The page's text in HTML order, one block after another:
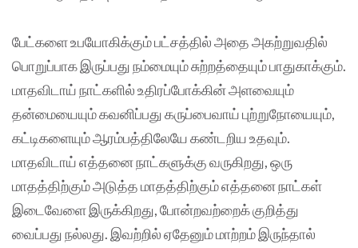
பேட்களை உபயோகிக்கும் பட்சத்தில் அதை அகற்றுவதில்
பொறுப்பாக இருப்பது நம்மையும் சுற்றத்தையும் பாதுகாக்கும்.
மாதவிடாய் நாட்களில் உதிரப்போக்கின் அளவையும்
தன்மையையும் கவனிப்பது கருப்பைவாய் புற்றுநோயையும்,
கட்டிகளையும் ஆரம்பத்திலேயே கண்டறிய உதவும்.
மாதவிடாய் எத்தனை நாட்களுக்கு வருகிறது, ஒரு
மாதத்திற்கும் அடுத்த மாதத்திற்கும் எத்தனை நாட்கள்
இடைவேளை இருக்கிறது, போன்றவற்றைக் குறித்து
வைப்பது நல்லது‌. இவற்றில் ஏதேனும் மாற்றம் இருந்தால்